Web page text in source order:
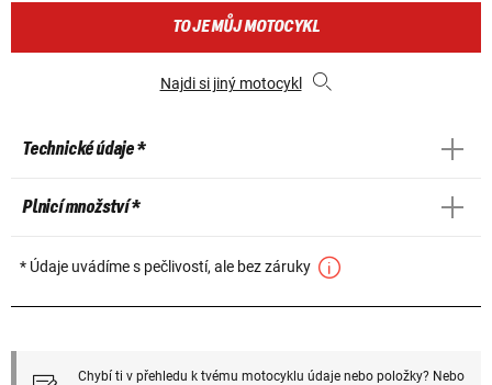
TO JE MŮJ MOTOCYKL
Najdi si jiný motocykl
Technické údaje *
Plnicí množství *
* Údaje uvádíme s pečlivostí, ale bez záruky
Chybí ti v přehledu k tvému motocyklu údaje nebo položky? Nebo